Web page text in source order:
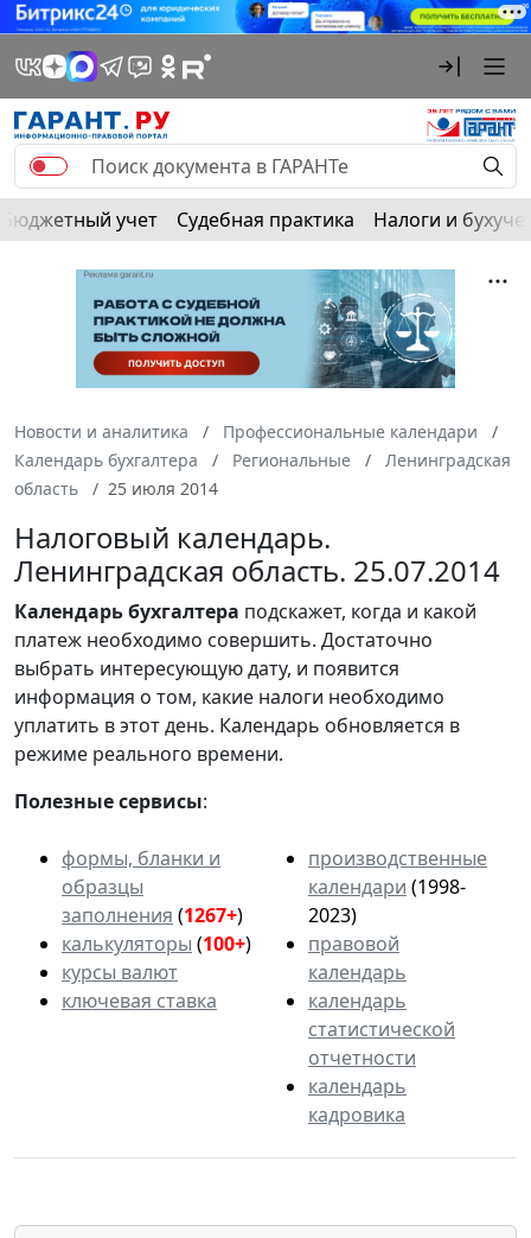
Бюджетный учет Судебная практика Налоги и
Новости и аналитика
Профессиональные календари
Календарь бухгалтера
Региональные
Ленинградская
область
25 июля 2014
Налоговый календарь.
Ленинградская область. 25.07.2014
Календарьбухгалтера подскажет, когда и какой
платеж необходимо совершить. Достаточно
выбрать интересующую дату, и появится
информация о том, какие налоги необходимо
уплатить в этот день. Календарь обновляется в
режиме реального времени.
Полезные сервисы:
формы, бланки и
образцы
заполнения (1267+)
калькуляторы (100+)
курсы валют
ключевая ставка
производственные
календари (1998-
2023)
правовой
календарь
календарь
статистической
отчетности
календарь
кадровика